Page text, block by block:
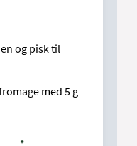
og pisk til
med 5 g